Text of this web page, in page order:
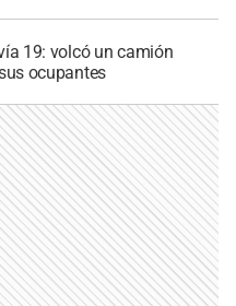
19: volcó un camión
ocupantes